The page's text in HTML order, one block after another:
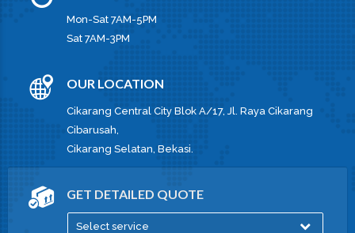
Mon-Sat 7AM-5PM
Sat 7AM-3PM
OUR LOCATION
Cikarang Central City Blok A/17, Jl. Raya Cikarang
Cibarusah,
Cikarang Selatan, Bekasi.
GET DETAILED QUOTE
Select service